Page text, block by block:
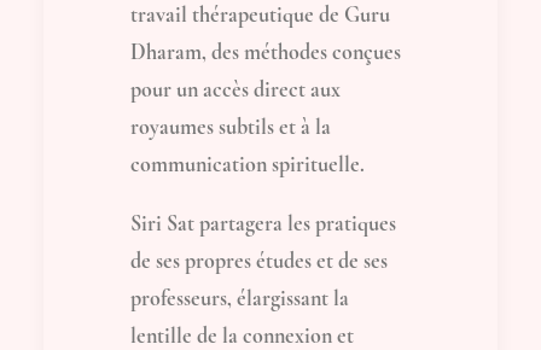
travail thérapeutique de Guru
Dharam, des méthodes conçues
pour un accès direct aux
royaumes subtils et à la
communication spirituelle.
Siri Sat partagera les pratiques
de ses propres études et de ses
professeurs, élargissant la
lentille de la connexion et